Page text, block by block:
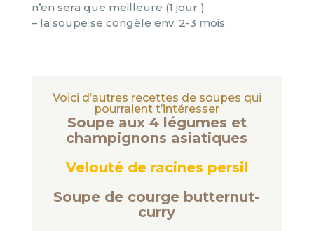
n’en sera que meilleure (1 jour )
– la soupe se congèle env. 2-3 mois
Voici d’autres recettes de soupes qui
pourraient t’intéresser
Soupe aux 4 légumes et
champignons asiatiques
Velouté de racines persil
Soupe de courge butternut-
curry